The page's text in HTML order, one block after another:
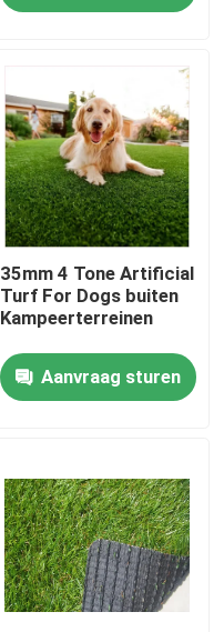
35mm 4 Tone Artificial
Turf For Dogs buiten
Kampeerterreinen
Aanvraag sturen